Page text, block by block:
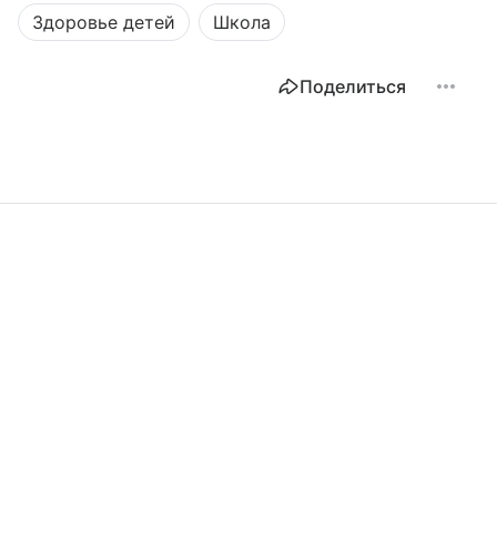
Здоровье детей Школа
Поделиться